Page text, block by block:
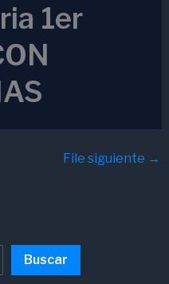
1er
File siguiente →
Buscar